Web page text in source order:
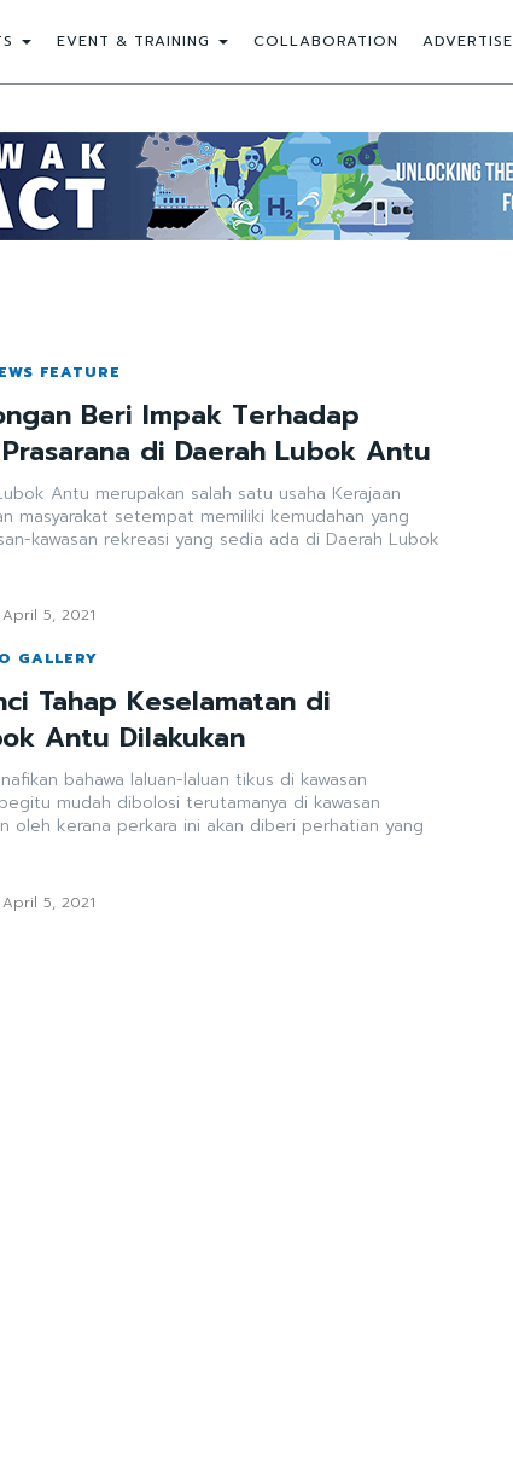
EVENT & TRAINING COLLABORATION ADVERTISE
FEATURE
Beri Impak Terhadap
di Daerah Lubok Antu
Antu merupakan salah satu usaha Kerajaan
masyarakat setempat memiliki kemudahan yang
kawasan rekreasi yang sedia ada di Daerah Lubok
April 5, 2021
GALLERY
Tahap Keselamatan di
Antu Dilakukan
bahawa laluan-laluan tikus di kawasan
mudah dibolosi terutamanya di kawasan
oleh kerana perkara ini akan diberi perhatian yang
April 5, 2021